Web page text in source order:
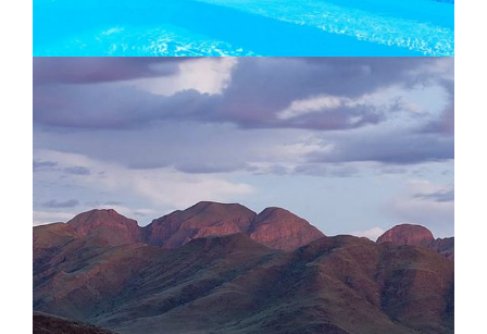
Desert homestead lodge